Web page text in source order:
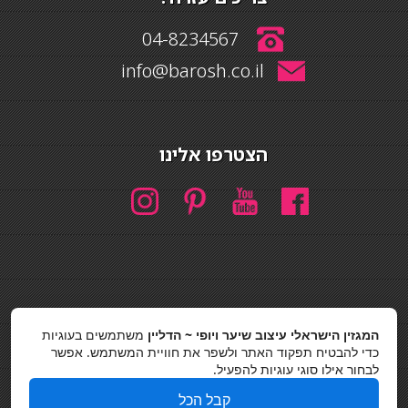
04-8234567
info@barosh.co.il
הצטרפו אלינו
חיפוש
חיפוש
כסאות בר
מדיניות פרטיות
המגזין הישראלי עיצוב שיער ויופי ~ הדליין משתמשים בעוגיות
כדי להבטיח תפקוד האתר ולשפר את חוויית המשתמש. אפשר
לבחור אילו סוגי עוגיות להפעיל.
קבל הכל